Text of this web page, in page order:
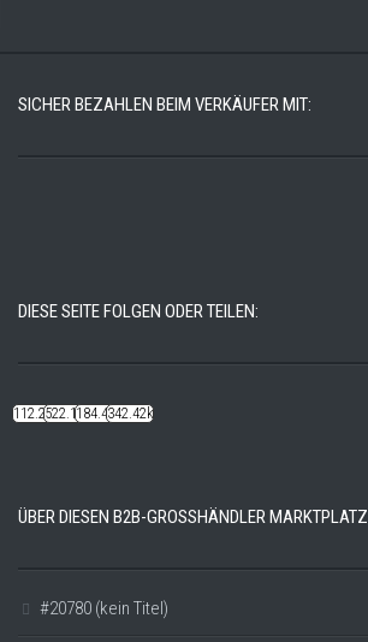
SICHER BEZAHLEN BEIM VERKÄUFER MIT:
DIESE SEITE FOLGEN ODER TEILEN:
112.22k522.14k184.48k342.42k
ÜBER DIESEN B2B-GROSSHÄNDLER MARKTPLATZ
#20780 (kein Titel)